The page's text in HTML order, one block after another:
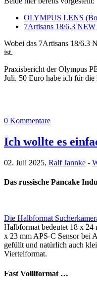
OLYMPUS LENS
7Artisans 18/6.3 NEW
Wobei das 7Artisans 18/6.3
ist.
Praxisbericht der Olympus
Juli. 50 Euro habe ich für
0 Kommentare
Ich wollte es
02. Juli 2025, Ralf Jannke -
Das russische Pancake
Die Halbformat
Halbformat bedeutet 18 x
x 23 mm APS-C Sensor bei
gefüllt und natürlich auch
Viertelformat.
Fast Volllformat …